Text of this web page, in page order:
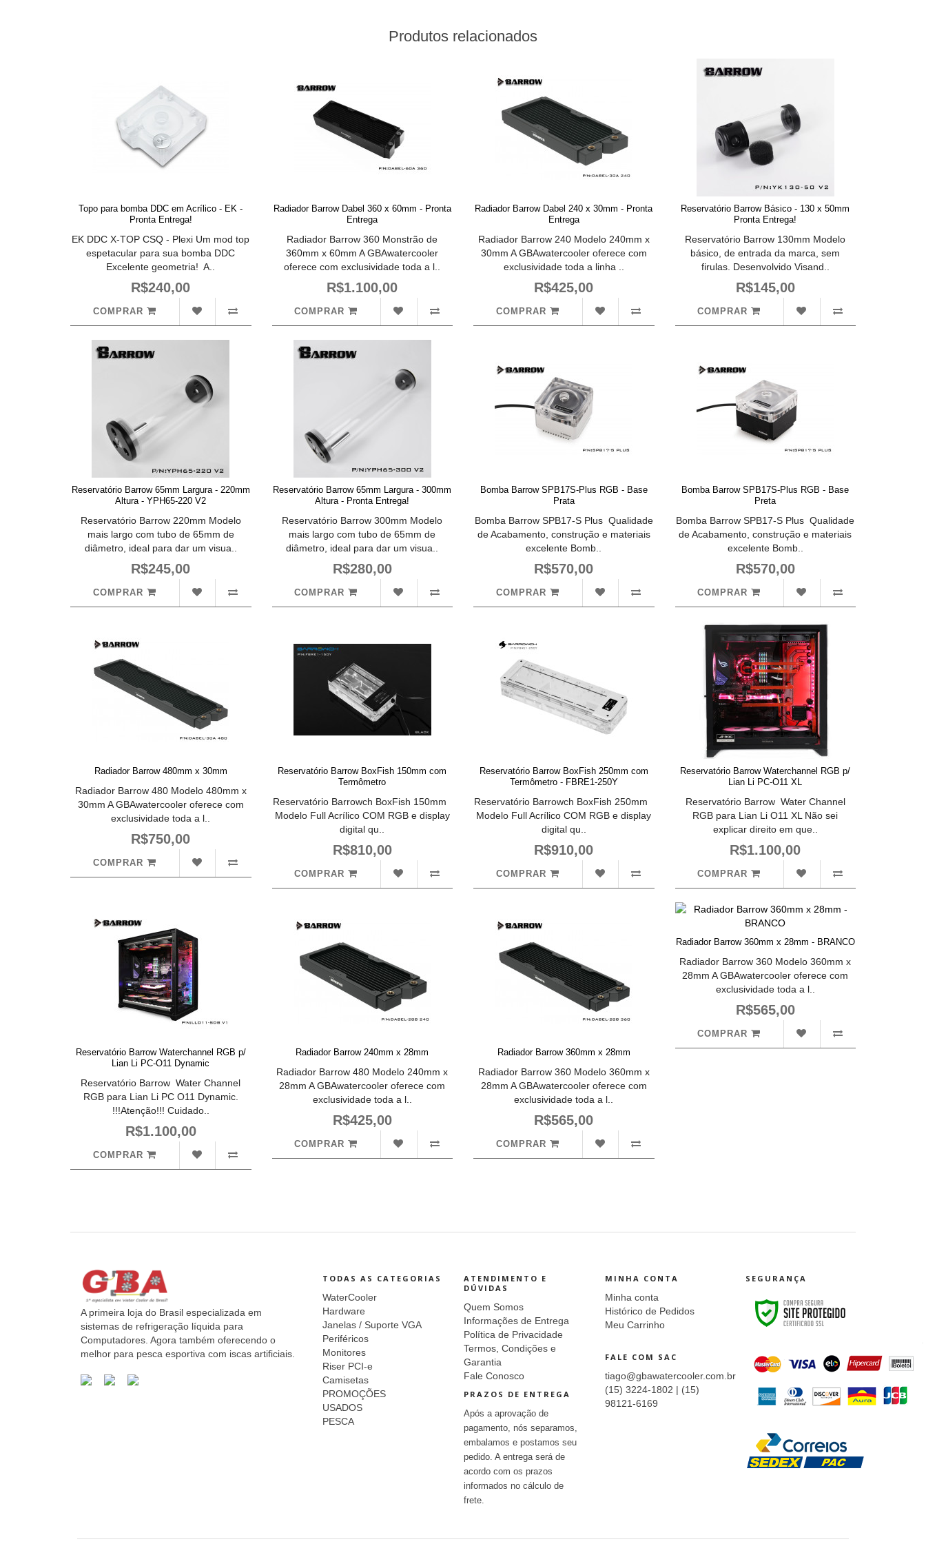
Produtos relacionados
Topo para bomba DDC em Acrílico - EK -
Pronta Entrega!
EK DDC X-TOP CSQ - Plexi Um mod top
espetacular para sua bomba DDC
Excelente geometria! A..
R$240,00
COMPRAR
Radiador Barrow Dabel 360 x 60mm - Pronta
Entrega
Radiador Barrow 360 Monstrão de
360mm x 60mm A GBAwatercooler
oferece com exclusividade toda a l..
R$1.100,00
COMPRAR
Radiador Barrow Dabel 240 x 30mm - Pronta
Entrega
Radiador Barrow 240 Modelo 240mm x
30mm A GBAwatercooler oferece com
exclusividade toda a linha ..
R$425,00
COMPRAR
Reservatório Barrow Básico - 130 x 50mm
Pronta Entrega!
Reservatório Barrow 130mm Modelo
básico, de entrada da marca, sem
firulas. Desenvolvido Visand..
R$145,00
COMPRAR
Reservatório Barrow 65mm Largura - 220mm
Altura - YPH65-220 V2
Reservatório Barrow 220mm Modelo
mais largo com tubo de 65mm de
diâmetro, ideal para dar um visua..
R$245,00
COMPRAR
Reservatório Barrow 65mm Largura - 300mm
Altura - Pronta Entrega!
Reservatório Barrow 300mm Modelo
mais largo com tubo de 65mm de
diâmetro, ideal para dar um visua..
R$280,00
COMPRAR
Bomba Barrow SPB17S-Plus RGB - Base
Prata
Bomba Barrow SPB17-S Plus Qualidade
de Acabamento, construção e materiais
excelente Bomb..
R$570,00
COMPRAR
Bomba Barrow SPB17S-Plus RGB - Base
Preta
Bomba Barrow SPB17-S Plus Qualidade
de Acabamento, construção e materiais
excelente Bomb..
R$570,00
COMPRAR
Radiador Barrow 480mm x 30mm
Radiador Barrow 480 Modelo 480mm x
30mm A GBAwatercooler oferece com
exclusividade toda a l..
R$750,00
COMPRAR
Reservatório Barrow BoxFish 150mm com
Termômetro
Reservatório Barrowch BoxFish 150mm
Modelo Full Acrílico COM RGB e display
digital qu..
R$810,00
COMPRAR
Reservatório Barrow BoxFish 250mm com
Termômetro - FBRE1-250Y
Reservatório Barrowch BoxFish 250mm
Modelo Full Acrílico COM RGB e display
digital qu..
R$910,00
COMPRAR
Reservatório Barrow Waterchannel RGB p/
Lian Li PC-O11 XL
Reservatório Barrow Water Channel
RGB para Lian Li O11 XL Não sei
explicar direito em que..
R$1.100,00
COMPRAR
Reservatório Barrow Waterchannel RGB p/
Lian Li PC-O11 Dynamic
Reservatório Barrow Water Channel
RGB para Lian Li PC O11 Dynamic.
!!!Atenção!!! Cuidado..
R$1.100,00
COMPRAR
Radiador Barrow 240mm x 28mm
Radiador Barrow 480 Modelo 240mm x
28mm A GBAwatercooler oferece com
exclusividade toda a l..
R$425,00
COMPRAR
Radiador Barrow 360mm x 28mm
Radiador Barrow 360 Modelo 360mm x
28mm A GBAwatercooler oferece com
exclusividade toda a l..
R$565,00
COMPRAR
Radiador Barrow 360mm x 28mm - BRANCO
Radiador Barrow 360 Modelo 360mm x
28mm A GBAwatercooler oferece com
exclusividade toda a l..
R$565,00
COMPRAR
A primeira loja do Brasil especializada em
sistemas de refrigeração líquida para
Computadores. Agora também oferecendo o
melhor para pesca esportiva com iscas artificiais.
TODAS AS CATEGORIAS
WaterCooler
Hardware
Janelas / Suporte VGA
Periféricos
Monitores
Riser PCI-e
Camisetas
PROMOÇÕES
USADOS
PESCA
ATENDIMENTO E
DÚVIDAS
Quem Somos
Informações de Entrega
Política de Privacidade
Termos, Condições e
Garantia
Fale Conosco
PRAZOS DE ENTREGA
Após a aprovação de
pagamento, nós separamos,
embalamos e postamos seu
pedido. A entrega será de
acordo com os prazos
informados no cálculo de
frete.
MINHA CONTA
Minha conta
Histórico de Pedidos
Meu Carrinho
FALE COM SAC
tiago@gbawatercooler.com.br
(15) 3224-1802 | (15)
98121-6169
SEGURANÇA